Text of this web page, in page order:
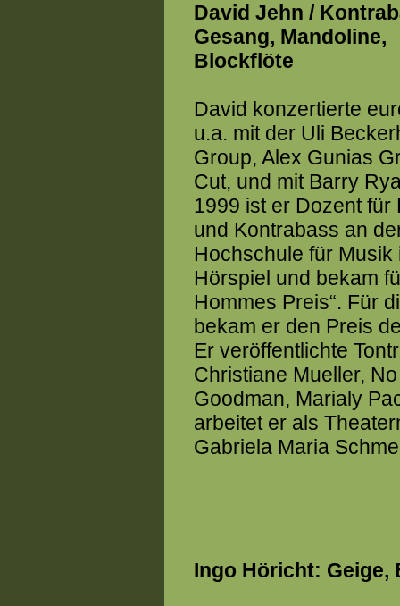
David Jehn /
Gesang, Mandoline,
Blockflöte
David konzertierte
u.a. mit der Uli
Group, Alex Gunias
Cut, und mit Barry
1999 ist er Dozent für
und Kontrabass an
Hochschule für
Hörspiel und bekam
Hommes Preis“. Für
bekam er den Preis
Er veröffentlichte
Christiane Mueller,
Goodman, Marialy
arbeitet er als
Gabriela Maria
Ingo Höricht: Geige,